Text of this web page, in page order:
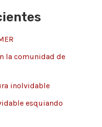
la comunidad de
inolvidable
esquiando